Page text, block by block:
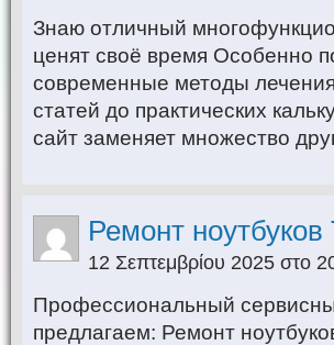
Знаю отличный
ценят своё время Особенно
современные методы
статей до практических
сайт заменяет множество
Ремонт
12 Σεπτεμβρίου 2025 στο
Профессиональный
предлагаем: Ремонт